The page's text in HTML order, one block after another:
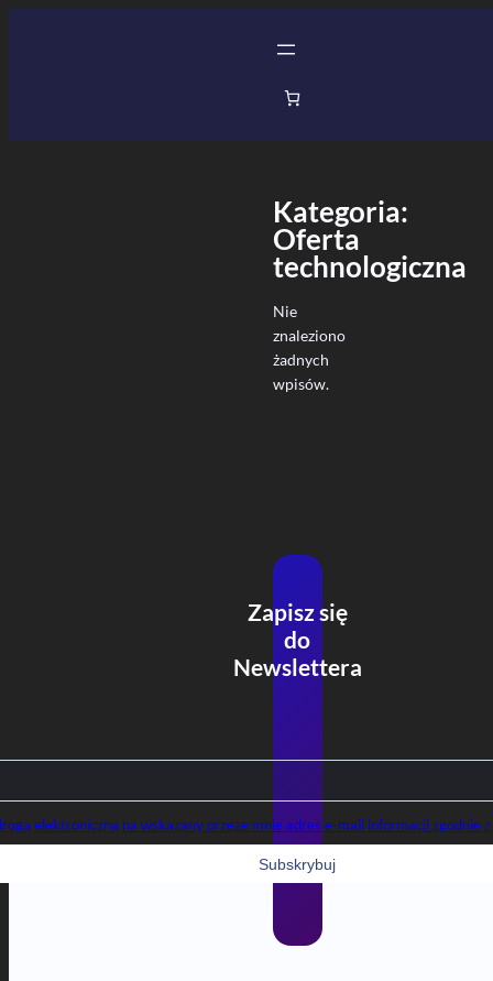
Kategoria:
Oferta
technologiczna
Nie
znaleziono
żadnych
wpisów.
Zapisz się
do
Newslettera
elektroniczną na wskazany przeze mnie adres e-mail informacji zgodnie